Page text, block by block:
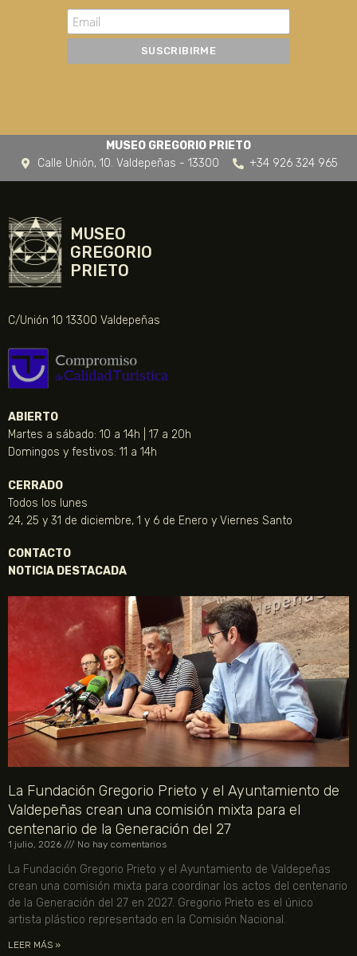
MUSEO GREGORIO PRIETO
Calle Unión, 10. Valdepeñas - 13300
+34 926 324 965
MUSEO
GREGORIO
PRIETO
C/Unión 10 13300 Valdepeñas
ABIERTO
Martes a sábado: 10 a 14h | 17 a 20h
Domingos y festivos: 11 a 14h
CERRADO
Todos los lunes
24, 25 y 31 de diciembre, 1 y 6 de Enero y Viernes Santo
CONTACTO
NOTICIA DESTACADA
La Fundación Gregorio Prieto y el Ayuntamiento de
Valdepeñas crean una comisión mixta para el
centenario de la Generación del 27
1 julio, 2026 No hay comentarios
La Fundación Gregorio Prieto y el Ayuntamiento de Valdepeñas
crean una comisión mixta para coordinar los actos del centenario
de la Generación del 27 en 2027. Gregorio Prieto es el único
artista plástico representado en la Comisión Nacional.
LEER MÁS »